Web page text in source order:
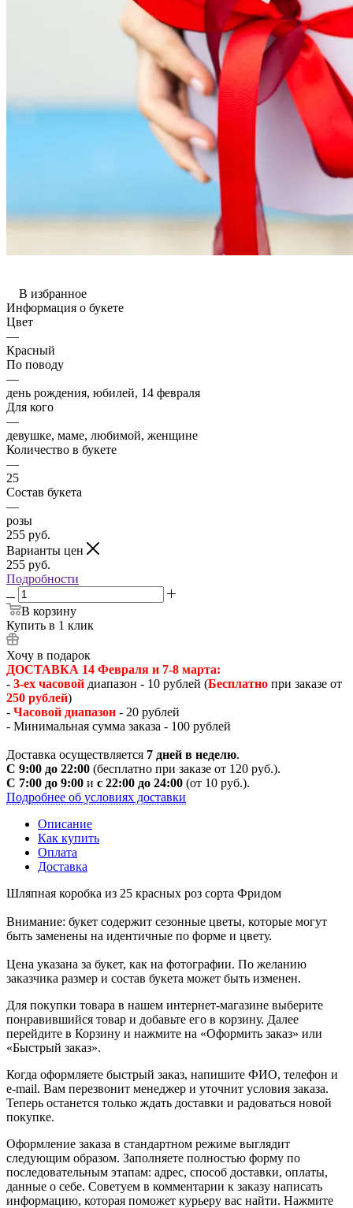
В избранное
Информация о букете
Цвет
—
Красный
По поводу
—
день рождения, юбилей, 14 февраля
Для кого
—
девушке, маме, любимой, женщине
Количество в букете
—
25
Состав букета
—
розы
255 руб.
Варианты цен
255 руб.
Подробности
В корзину
Купить в 1 клик
Хочу в подарок
ДОСТАВКА 14 Февраля и 7-8 марта:
- 3-ех часовой диапазон - 10 рублей (Бесплатно при заказе от
250 рублей)
- Часовой диапазон - 20 рублей
- Минимальная сумма заказа - 100 рублей
Доставка осуществляется 7 дней в неделю.
С 9:00 до 22:00 (бесплатно при заказе от 120 руб.).
С 7:00 до 9:00 и с 22:00 до 24:00 (от 10 руб.).
Подробнее об условиях доставки
Описание
Как купить
Оплата
Доставка
Шляпная коробка из 25 красных роз сорта Фридом
Внимание: букет содержит сезонные цветы, которые могут
быть заменены на идентичные по форме и цвету.
Цена указана за букет, как на фотографии. По желанию
заказчика размер и состав букета может быть изменен.
Для покупки товара в нашем интернет-магазине выберите
понравившийся товар и добавьте его в корзину. Далее
перейдите в Корзину и нажмите на «Оформить заказ» или
«Быстрый заказ».
Когда оформляете быстрый заказ, напишите ФИО, телефон и
e-mail. Вам перезвонит менеджер и уточнит условия заказа.
Теперь останется только ждать доставки и радоваться новой
покупке.
Оформление заказа в стандартном режиме выглядит
следующим образом. Заполняете полностью форму по
последовательным этапам: адрес, способ доставки, оплаты,
данные о себе. Советуем в комментарии к заказу написать
информацию, которая поможет курьеру вас найти. Нажмите